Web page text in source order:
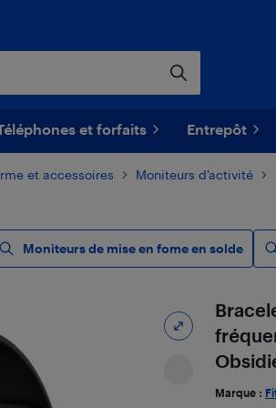
et forfaits Entrepôt
et accessoires Moniteurs d’activité
Moniteurs de mise en fome en solde
Marque :